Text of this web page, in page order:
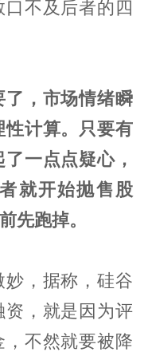
不及后者的四
，市场情绪瞬
计算。只要有
一点点疑心，
就开始抛售股
先跑掉。
，据称，硅谷
，就是因为评
不然就要被降